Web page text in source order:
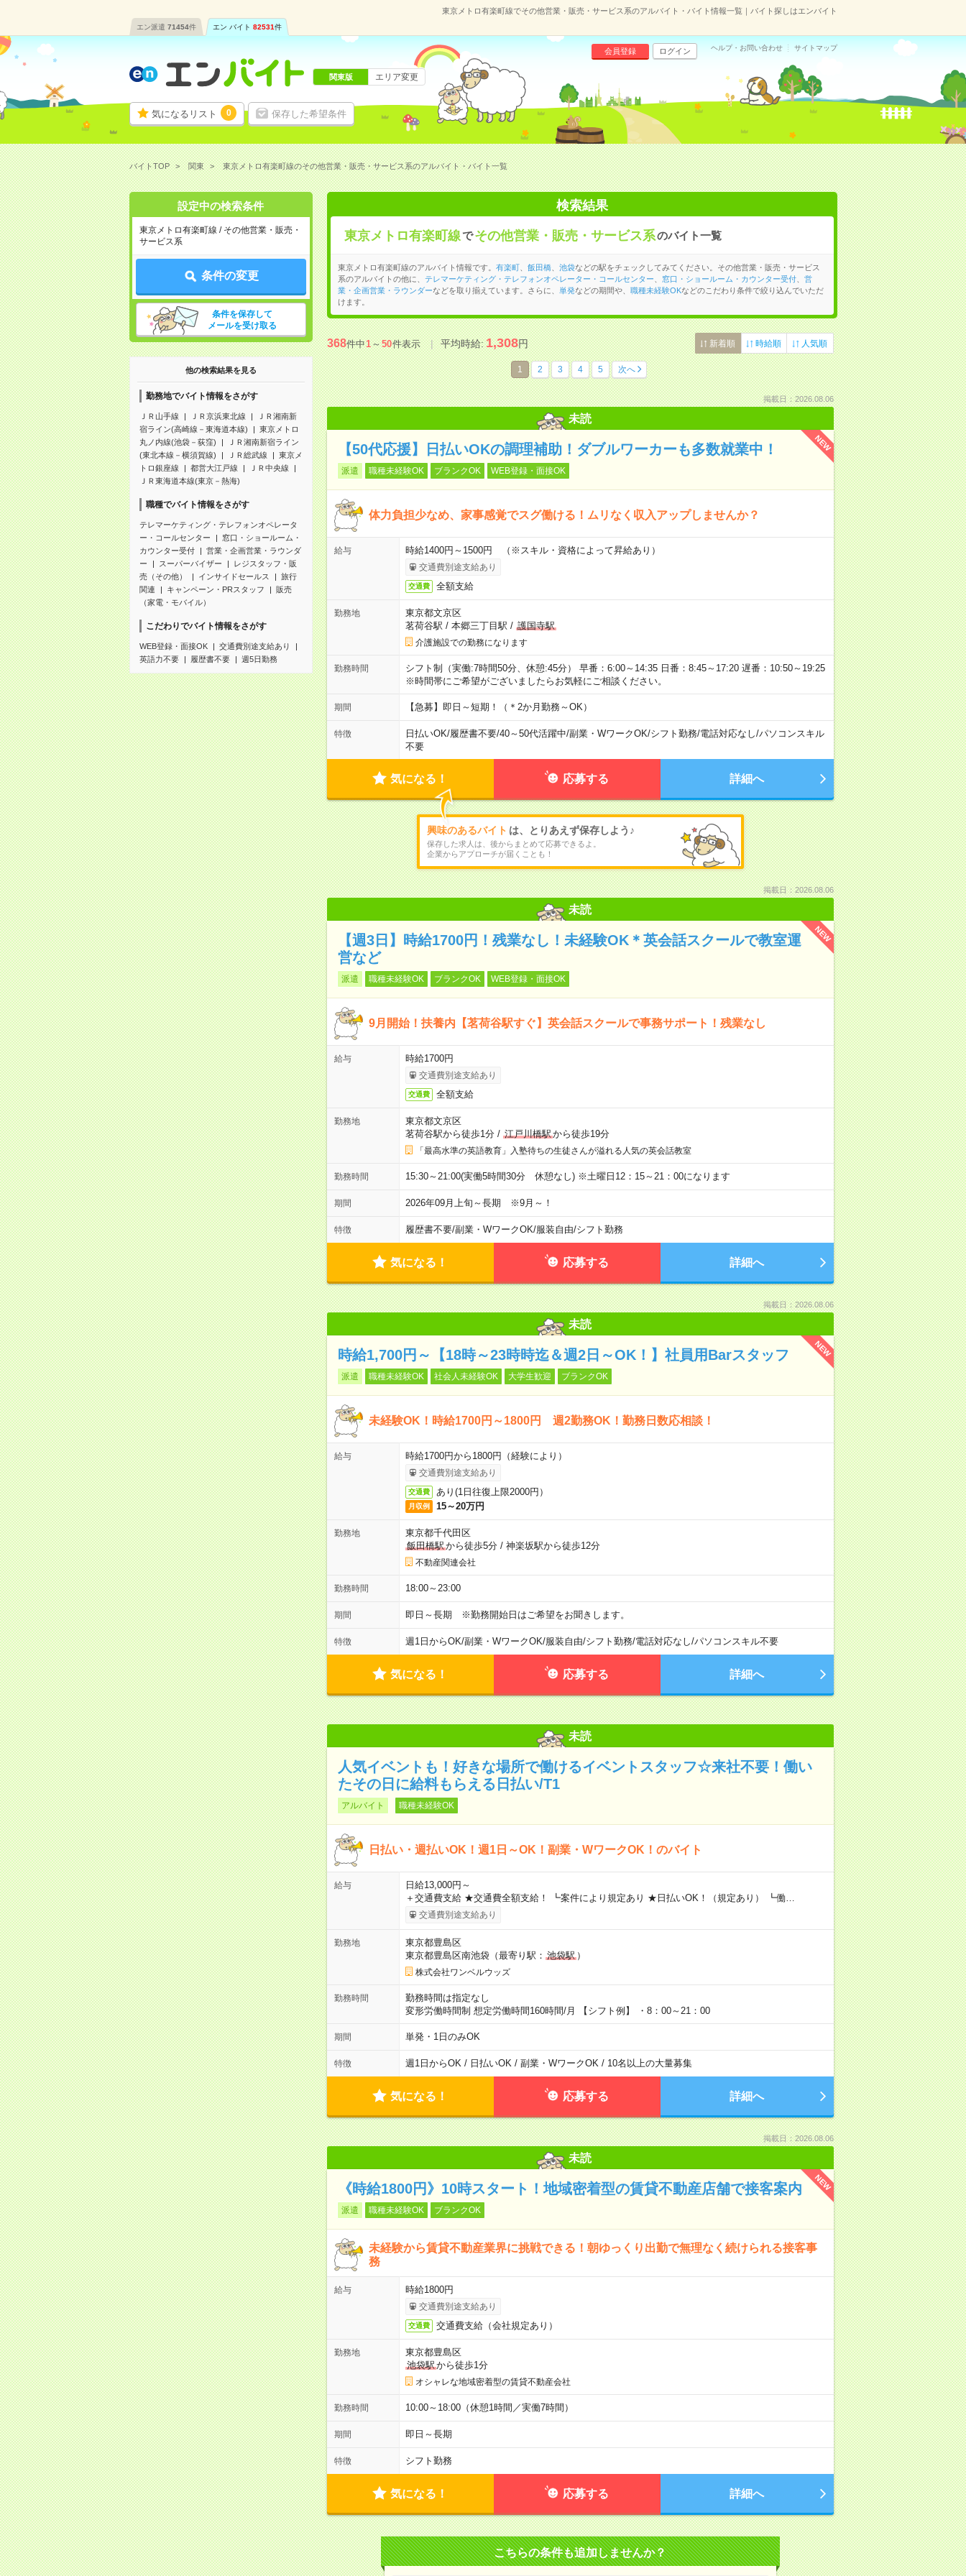
東京メトロ有楽町線でその他営業・販売・サービス系のアルバイト・バイト情報一覧｜バイト探しはエンバイト
エン派遣 71454件 エン バイト 82531件
気になるリスト 0 保存した希望条件
会員登録 ログイン ヘルプ・お問い合わせ サイトマップ
関東版 エリア変更
バイトTOP 関東 東京メトロ有楽町線のその他営業・販売・サービス系のアルバイト・バイト一覧
設定中の検索条件
東京メトロ有楽町線 / その他営業・販売・
サービス系
条件の変更
条件を保存して
メールを受け取る
他の検索結果を見る
勤務地でバイト情報をさがす
ＪＲ山手線 ＪＲ京浜東北線
ＪＲ湘南新
宿ライン(高崎線－東海道本線)
東京メトロ
丸ノ内線(池袋－荻窪)
ＪＲ湘南新宿ライン
(東北本線－横須賀線)
ＪＲ総武線
東京メ
トロ銀座線
都営大江戸線
ＪＲ中央線
ＪＲ東海道本線(東京－熱海)
職種でバイト情報をさがす
テレマーケティング・テレフォンオペレータ
ー・コールセンター
窓口・ショールーム・
カウンター受付
営業・企画営業・ラウンダ
ー
スーパーバイザー
レジスタッフ・販
売（その他）
インサイドセールス
旅行
関連
キャンペーン・PRスタッフ
販売
（家電・モバイル）
こだわりでバイト情報をさがす
WEB登録・面接OK
交通費別途支給あり
英語力不要
履歴書不要 週5日勤務
検索結果
東京メトロ有楽町線で その他営業・販売・サービス系のバイト一覧
東京メトロ有楽町線のアルバイト情報です。 有楽町、 飯田橋、 池袋などの駅をチェックしてみてください。その他営業・販売・サービス
系のアルバイトの他に、 テレマーケティング・テレフォンオペレーター・コールセンター 窓口・ショールーム・カウンター受付、 営
業・企画営業・ラウンダーなどを取り揃えています。さらに、 単発などの期間や、 職種未経験OKなどのこだわり条件で絞り込んでいただ
けます。
368件中1～50件表示 平均時給:1,308円 新着順 時給順 人気順
1 2 3 4 5 次へ
掲載日：2026.08.06
未読
NEW
【50代応援】日払いOKの調理補助！ダブルワーカーも多数就業中！
派遣 職種未経験OK ブランクOK WEB登録・面接OK
体力負担少なめ、家事感覚でスグ働ける！ムリなく収入アップしませんか？
給与 時給1400円～1500円 （※スキル・資格によって昇給あり）
交通費別途支給あり
交通費 全額支給
勤務地
東京都文京区
茗荷谷駅 / 本郷三丁目駅 / 護国寺駅
介護施設での勤務になります
勤務時間
シフト制（実働:7時間50分、休憩:45分） 早番：6:00～14:35 日番：8:45～17:20 遅番：10:50～19:25
※時間帯にご希望がございましたらお気軽にご相談ください。
期間 【急募】即日～短期！（＊2か月勤務～OK）
特徴 日払いOK/履歴書不要/40～50代活躍中/副業・WワークOK/シフト勤務/電話対応なし/パソコンスキル
不要
気になる！ 応募する 詳細へ
興味のあるバイト は、とりあえず保存しよう♪
保存した求人は、後からまとめて応募できるよ。
企業からアプローチが届くことも！
掲載日：2026.08.06
未読
NEW
【週3日】時給1700円！残業なし！未経験OK＊英会話スクールで教室運
営など
派遣 職種未経験OK ブランクOK WEB登録・面接OK
9月開始！扶養内【茗荷谷駅すぐ】英会話スクールで事務サポート！残業なし
給与 時給1700円
交通費別途支給あり
交通費 全額支給
勤務地
東京都文京区
茗荷谷駅から徒歩1分/ 江戸川橋駅から徒歩19分
「最高水準の英語教育」入塾待ちの生徒さんが溢れる人気の英会話教室
勤務時間 15:30～21:00(実働5時間30分 休憩なし) ※土曜日12：15～21：00になります
期間 2026年09月上旬～長期 ※9月～！
特徴 履歴書不要/副業・WワークOK/服装自由/シフト勤務
気になる！ 応募する 詳細へ
掲載日：2026.08.06
未読
NEW
時給1,700円～【18時～23時時迄＆週2日～OK！】社員用Barスタッフ
派遣 職種未経験OK 社会人未経験OK 大学生歓迎 ブランクOK
未経験OK！時給1700円～1800円 週2勤務OK！勤務日数応相談！
給与 時給1700円から1800円（経験により）
交通費別途支給あり
交通費 あり(1日往復上限2000円）
月収例 15～20万円
勤務地
東京都千代田区
飯田橋駅から徒歩5分/ 神楽坂駅から徒歩12分
不動産関連会社
勤務時間 18:00～23:00
期間 即日～長期 ※勤務開始日はご希望をお聞きします。
特徴 週1日からOK/副業・WワークOK/服装自由/シフト勤務/電話対応なし/パソコンスキル不要
気になる！ 応募する 詳細へ
未読
人気イベントも！好きな場所で働けるイベントスタッフ☆来社不要！働い
たその日に給料もらえる日払い/T1
アルバイト 職種未経験OK
日払い・週払いOK！週1日～OK！副業・WワークOK！のバイト
給与
日給13,000円～
＋交通費支給 ★交通費全額支給！ ┗案件により規定あり ★日払いOK！（規定あり） ┗働…
交通費別途支給あり
勤務地
東京都豊島区
東京都豊島区南池袋（最寄り駅： 池袋駅）
株式会社ワンベルウッズ
勤務時間
勤務時間は指定なし
変形労働時間制 想定労働時間160時間/月 【シフト例】 ・8：00～21：00
期間 単発・1日のみOK
特徴 週1日からOK / 日払いOK / 副業・WワークOK / 10名以上の大量募集
気になる！ 応募する 詳細へ
掲載日：2026.08.06
未読
NEW
《時給1800円》10時スタート！地域密着型の賃貸不動産店舗で接客案内
派遣 職種未経験OK ブランクOK
未経験から賃貸不動産業界に挑戦できる！朝ゆっくり出勤で無理なく続けられる接客事
務
給与 時給1800円
交通費別途支給あり
交通費 交通費支給（会社規定あり）
勤務地
東京都豊島区
池袋駅から徒歩1分
オシャレな地域密着型の賃貸不動産会社
勤務時間 10:00～18:00（休憩1時間／実働7時間）
期間 即日～長期
特徴 シフト勤務
気になる！ 応募する 詳細へ
こちらの条件も追加しませんか？